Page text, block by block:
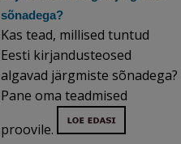
sõnadega?
Kas tead, millised tuntud
Eesti kirjandusteosed
algavad järgmiste sõnadega?
Pane oma teadmised
proovile.